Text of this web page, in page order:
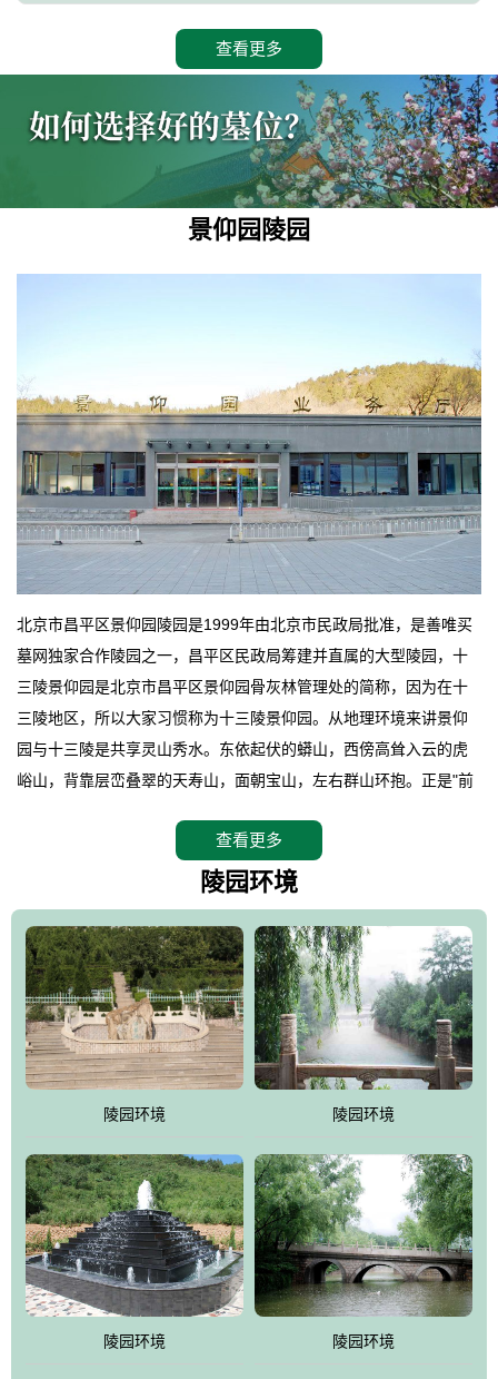
查看更多
景仰园陵园
北京市昌平区景仰园陵园是1999年由北京市民政局批准，是善唯买
墓网独家合作陵园之一，昌平区民政局筹建并直属的大型陵园，十
三陵景仰园是北京市昌平区景仰园骨灰林管理处的简称，因为在十
三陵地区，所以大家习惯称为十三陵景仰园。从地理环境来讲景仰
园与十三陵是共享灵山秀水。东依起伏的蟒山，西傍高耸入云的虎
峪山，背靠层峦叠翠的天寿山，面朝宝山，左右群山环抱。正是"前
座陵园地处天寿山的环抱之中，四周群山若封似闭，层峦叠翠，秋
天枫叶艳红欲滴，冬天银装素裹分外妖娆！南面隔山而望的正是著
赞叹："景仰园真乃浑然天成的人生后花园！"陵区内草木茂盛，灵气
盎然，既有山川大聚的龙脉气魄，又有藏风得水的宝密形局。十三
陵是世间稀有的地形宝地，也是我们让逝者回归自然的首选墓葬之
灵穴，安息之宝地。
查看更多
陵园环境
陵园环境 陵园环境
陵园环境 陵园环境